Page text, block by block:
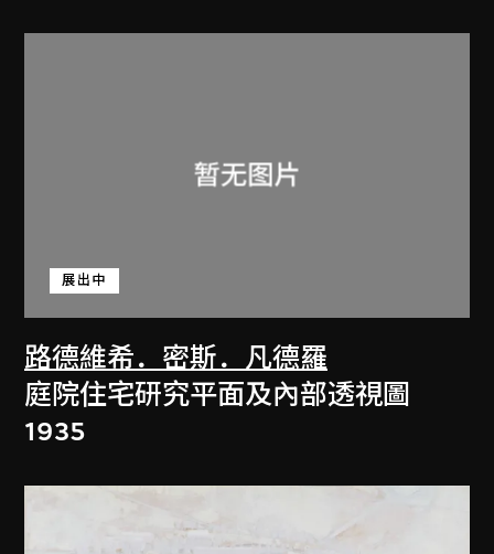
路德維希．密斯．凡德羅
展出中
庭院住宅研究平面及內部透視圖
1935